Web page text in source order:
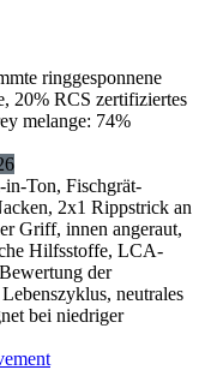
ringgesponnene
20% RCS zertifiziertes
melange: 74%
Ton, Fischgrät-
2x1 Rippstrick an
Griff, innen angeraut,
Hilfsstoffe, LCA-
der
neutrales
bei niedriger